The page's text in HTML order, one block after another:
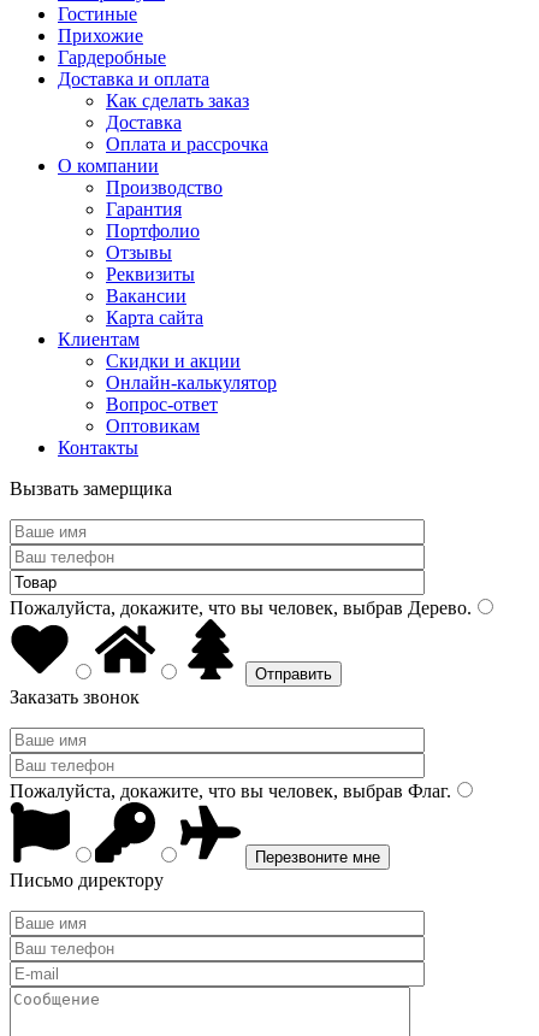
Гостиные
Прихожие
Гардеробные
Доставка и оплата
Как сделать заказ
Доставка
Оплата и рассрочка
О компании
Производство
Гарантия
Портфолио
Отзывы
Реквизиты
Вакансии
Карта сайта
Клиентам
Скидки и акции
Онлайн-калькулятор
Вопрос-ответ
Оптовикам
Контакты
Вызвать замерщика
Пожалуйста, докажите, что вы человек, выбрав Дерево.
Заказать звонок
Пожалуйста, докажите, что вы человек, выбрав Флаг.
Письмо директору